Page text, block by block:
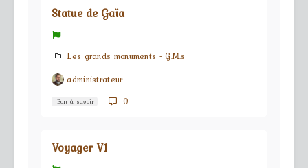
Statue de Gaïa
Les grands monuments - G.M.s
administrateur
Bon à savoir 0
Voyager V1